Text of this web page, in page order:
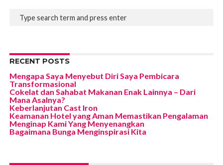
RECENT POSTS
Mengapa Saya Menyebut Diri Saya Pembicara
Transformasional
Cokelat dan Sahabat Makanan Enak Lainnya – Dari
Mana Asalnya?
Keberlanjutan Cast Iron
Keamanan Hotel yang Aman Memastikan Pengalaman
Menginap Kami Yang Menyenangkan
Bagaimana Bunga Menginspirasi Kita